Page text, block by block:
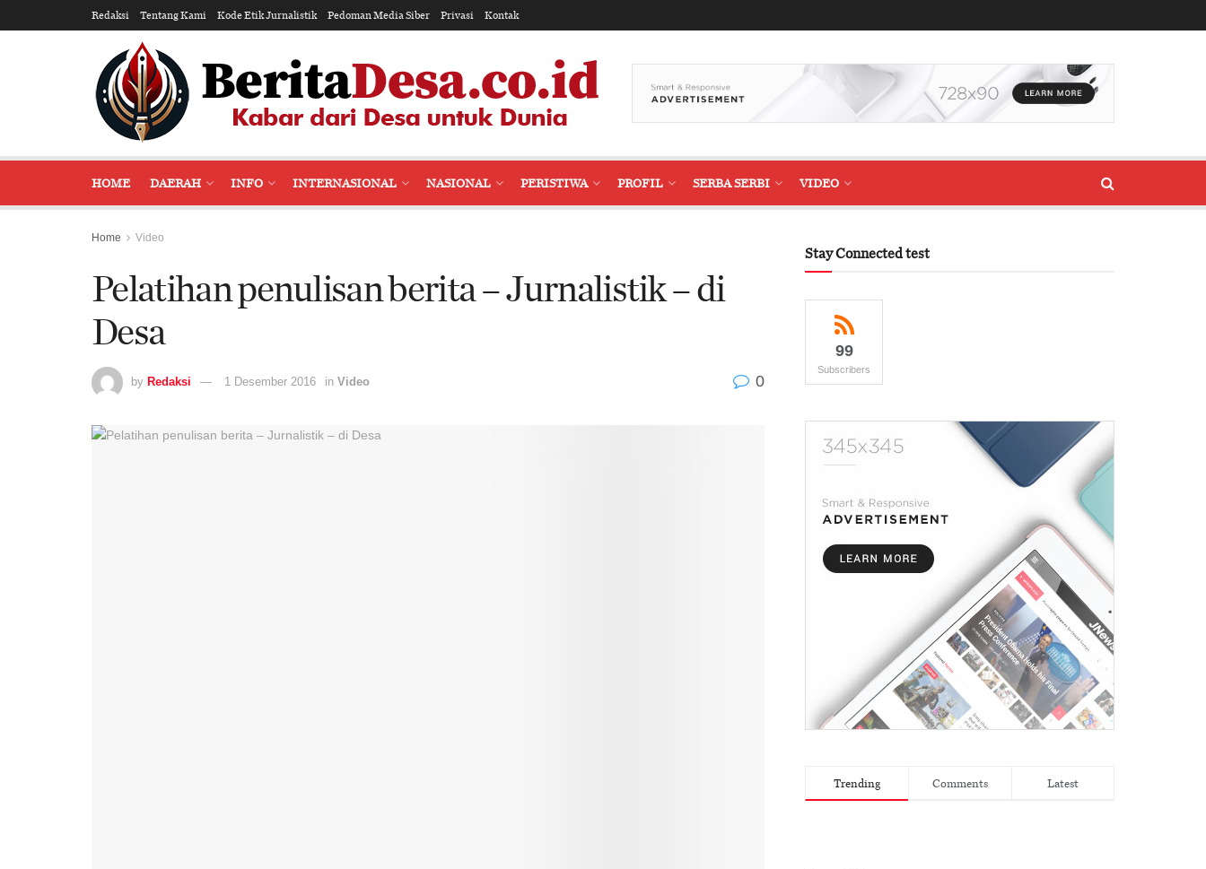
Redaksi Tentang Kami Kode Etik Jurnalistik Pedoman Media Siber Privasi Kontak
HOME DAERAH INFO INTERNASIONAL NASIONAL PERISTIWA PROFIL SERBA SERBI VIDEO
Home Video
Pelatihan penulisan berita – Jurnalistik – di
Desa
by Redaksi 1 Desember 2016 in Video 0
Stay Connected test
99
Subscribers
Trending Comments Latest